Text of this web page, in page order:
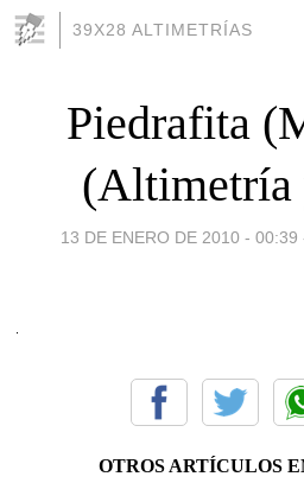
39X28 ALTIMETRÍAS
Piedrafita
(Altimetría
13 DE ENERO DE 2010 - 00:39
OTROS ARTÍCULOS